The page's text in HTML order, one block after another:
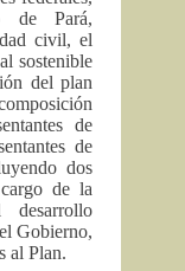
de Pará,
civil, el
sostenible
del plan
de
de
dos
de la
desarrollo
Gobierno,
al Plan.